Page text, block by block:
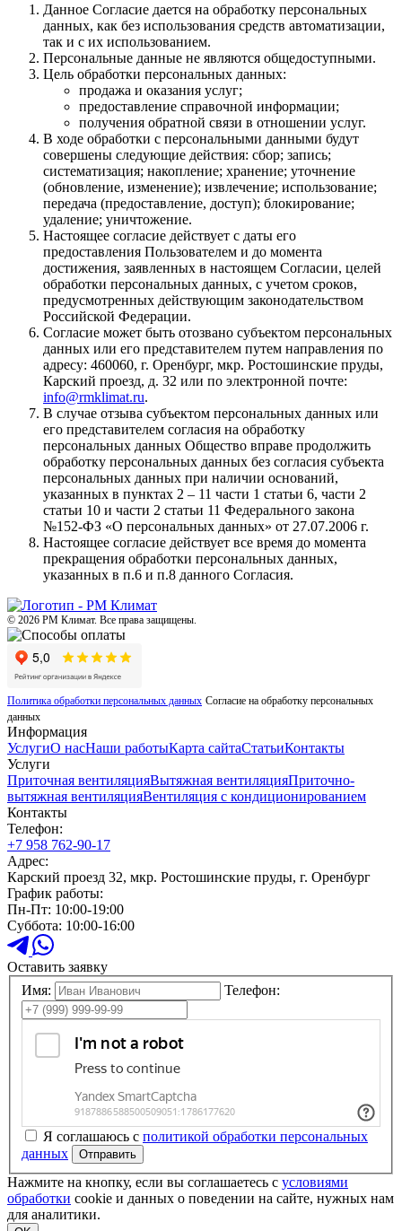
Данное Согласие дается на обработку персональных
данных, как без использования средств автоматизации,
так и с их использованием.
Персональные данные не являются общедоступными.
Цель обработки персональных данных:
продажа и оказания услуг;
предоставление справочной информации;
получения обратной связи в отношении услуг.
В ходе обработки с персональными данными будут
совершены следующие действия: сбор; запись;
систематизация; накопление; хранение; уточнение
(обновление, изменение); извлечение; использование;
передача (предоставление, доступ); блокирование;
удаление; уничтожение.
Настоящее согласие действует с даты его
предоставления Пользователем и до момента
достижения, заявленных в настоящем Согласии, целей
обработки персональных данных, с учетом сроков,
предусмотренных действующим законодательством
Российской Федерации.
Согласие может быть отозвано субъектом персональных
данных или его представителем путем направления по
адресу: 460060, г. Оренбург, мкр. Ростошинские пруды,
Карский проезд, д. 32 или по электронной почте:
info@rmklimat.ru.
В случае отзыва субъектом персональных данных или
его представителем согласия на обработку
персональных данных Общество вправе продолжить
обработку персональных данных без согласия субъекта
персональных данных при наличии оснований,
указанных в пунктах 2 – 11 части 1 статьи 6, части 2
статьи 10 и части 2 статьи 11 Федерального закона
№152-ФЗ «О персональных данных» от 27.07.2006 г.
Настоящее согласие действует все время до момента
прекращения обработки персональных данных,
указанных в п.6 и п.8 данного Согласия.
© 2026 РМ Климат. Все права защищены.
Политика обработки персональных данных Согласие на обработку персональных
данных
Информация
УслугиО насНаши работыКарта сайтаСтатьиКонтакты
Услуги
Приточная вентиляцияВытяжная вентиляцияПриточно-
вытяжная вентиляцияВентиляция с кондиционированием
Контакты
Телефон:
+7 958 762-90-17
Адрес:
Карский проезд 32, мкр. Ростошинские пруды, г. Оренбург
График работы:
Пн-Пт: 10:00-19:00
Суббота: 10:00-16:00
Оставить заявку
Имя:
Телефон:
Я соглашаюсь с политикой обработки персональных
данных
Отправить
Нажмите на кнопку, если вы соглашаетесь с условиями
обработки cookie и данных о поведении на сайте, нужных нам
для аналитики.